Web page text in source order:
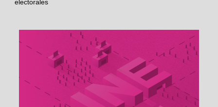
electorales